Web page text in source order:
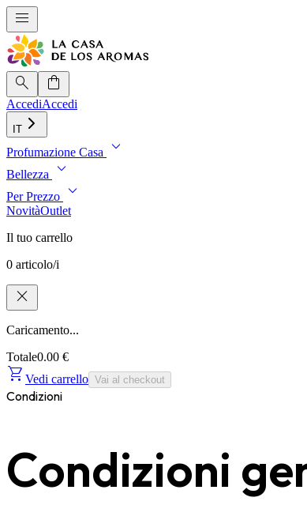
menu
search shopping_bag
AccediAccedi
IT
Profumazione Casa expand_more
Bellezza expand_more
Per Prezzo expand_more
NovitàOutlet
Il tuo carrello
0 articolo/i
close
Caricamento...
Totale0.00 €
shopping_cart Vedi carrello Vai al checkout
Condizioni
Condizioni